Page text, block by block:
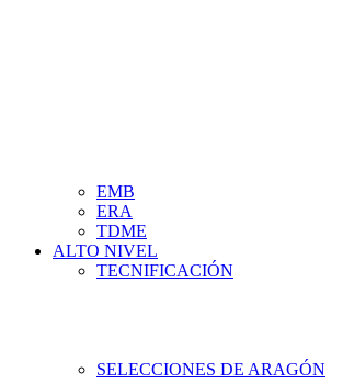
EMB
ERA
TDME
ALTO NIVEL
TECNIFICACIÓN
SELECCIONES DE ARAGÓN